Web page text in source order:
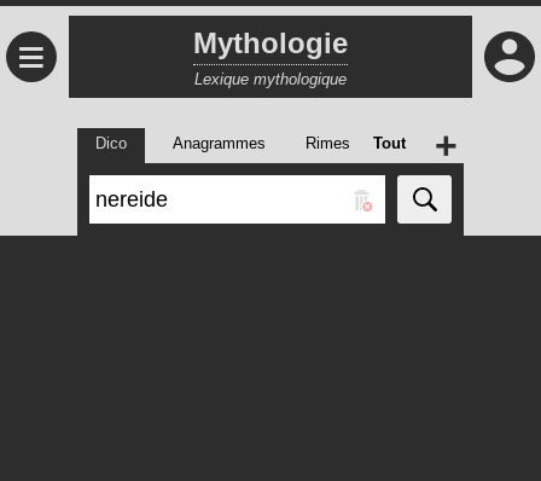
≡ Mythologie
Lexique mythologique
Dico Anagrammes Rimes Tout +